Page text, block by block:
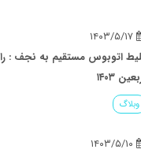
۱۴۰۳/۵/۱۷
اتوبوس مستقیم به نجف :
۱۴۰۳
وبلاگ
۱۴۰۳/۵/۱۰